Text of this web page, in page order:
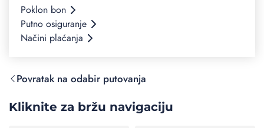
Poklon bon
Putno osiguranje
Načini plaćanja
Povratak na odabir putovanja
Kliknite za bržu navigaciju